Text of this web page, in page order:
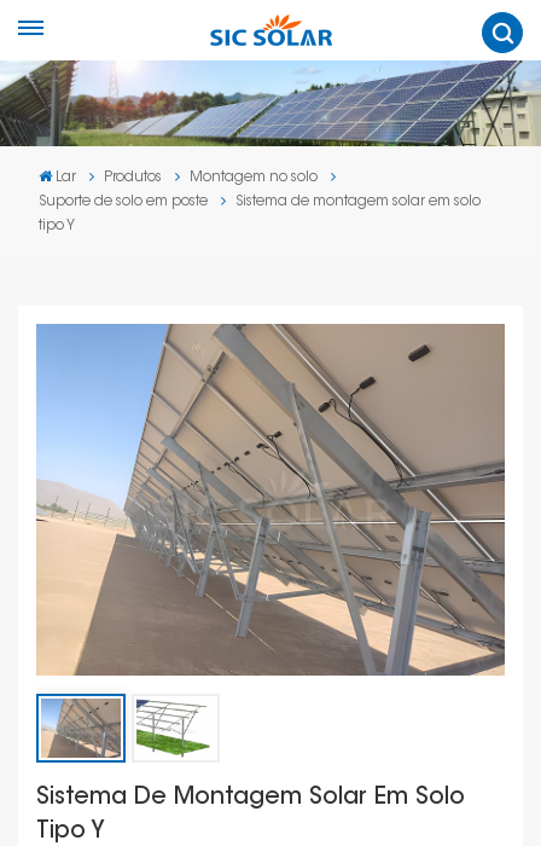
Lar Produtos
Montagem no solo
Suporte de solo em poste
Sistema de montagem solar em solo
tipo Y
Sistema De Montagem Solar Em Solo
Tipo Y